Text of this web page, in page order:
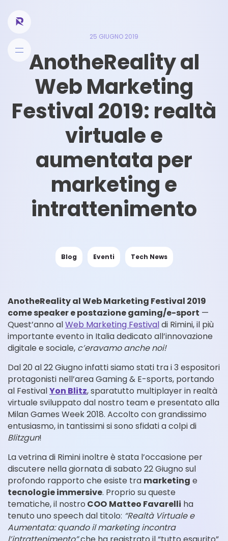
25 GIUGNO 2019
AnotheReality al
Web Marketing
Festival 2019: realtà
virtuale e
aumentata per
marketing e
intrattenimento
Blog Eventi Tech News
AnotheReality al Web Marketing Festival 2019
come speaker e postazione gaming/e-sport —
Quest’anno alWeb Marketing Festivaldi Rimini, il più
importante evento in Italia dedicato all’innovazione
digitale e sociale, c’eravamo anche noi!
Dal 20 al 22 Giugno infatti siamo stati tra i 3 espositori
protagonisti nell’area Gaming & E-sports, portando
al FestivalYon Blitz, sparatutto multiplayer in realtà
virtuale sviluppato dal nostro team e presentato alla
Milan Games Week 2018. Accolto con grandissimo
entusiasmo, in tantissimi si sono sfidati a colpi di
Blitzgun!
La vetrina di Rimini inoltre è stata l’occasione per
discutere nella giornata di sabato 22 Giugno sul
profondo rapporto che esiste tra marketing e
tecnologie immersive. Proprio su queste
tematiche, il nostro COO Matteo Favarelli ha
tenuto uno speech dal titolo: “Realtà Virtuale e
Aumentata: quando il marketing incontra